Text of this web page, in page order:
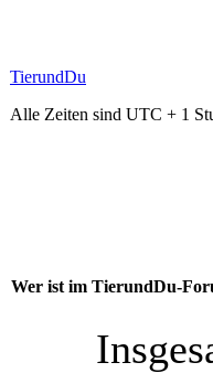
TierundDu
Alle Zeiten sind UTC + 1
Wer ist im TierundDu-